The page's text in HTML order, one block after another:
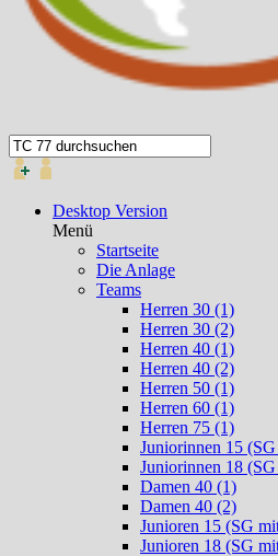
Desktop Version
Menü
Startseite
Die Anlage
Teams
Herren 30 (1)
Herren 30 (2)
Herren 40 (1)
Herren 40 (2)
Herren 50 (1)
Herren 60 (1)
Herren 75 (1)
Juniorinnen 15
Juniorinnen 18
Damen 40 (1)
Damen 40 (2)
Junioren 15 (SG
Junioren 18 (SG